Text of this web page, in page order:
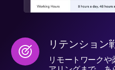
リテンション
リモートワーク